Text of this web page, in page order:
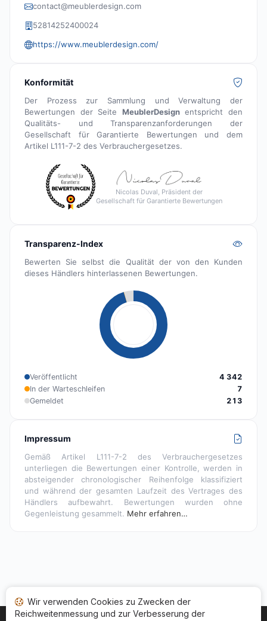
contact@meublerdesign.com
52814252400024
https://www.meublerdesign.com/
Konformität
Der Prozess zur Sammlung und Verwaltung der
Bewertungen der Seite MeublerDesignentspricht den
Qualitäts- und Transparenzanforderungen der
Gesellschaft für Garantierte Bewertungen und dem
Artikel L111-7-2 des Verbrauchergesetzes.
Nicolas Duval, Präsident der
Gesellschaft für Garantierte Bewertungen
Transparenz-Index
Bewerten Sie selbst die Qualität der von den Kunden
dieses Händlers hinterlassenen Bewertungen.
Veröffentlicht
4 342
In der Warteschleifen
7
Gemeldet
213
Impressum
Gemäß Artikel L111-7-2 des Verbrauchergesetzes
unterliegen die Bewertungen einer Kontrolle, werden in
absteigender chronologischer Reihenfolge klassifiziert
und während der gesamten Laufzeit des Vertrages des
Händlers aufbewahrt. Bewertungen wurden ohne
Gegenleistung gesammelt. Mehr erfahren…
Wir verwenden Cookies zu Zwecken der
Reichweitenmessung und zur Verbesserung der